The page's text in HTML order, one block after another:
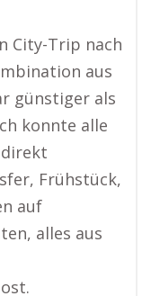
City-Trip nach
aus
günstiger als
konnte alle
Frühstück,
auf
alles aus